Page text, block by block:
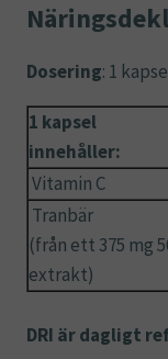
Dosering: 1
1 kapsel
innehåller:
Vitamin C
Tranbär
(från ett 375 mg
extrakt)
DRI är dagligt